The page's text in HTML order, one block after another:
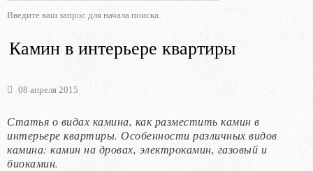
Введите ваш запрос для начала поиска.
Камин в интерьере квартиры
08 апреля 2015
Статья о видах камина, как разместить камин в
интерьере квартиры. Особенности различных видов
камина: камин на дровах, электрокамин, газовый и
биокамин.